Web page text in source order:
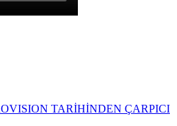
TARİHİNDEN ÇARPICI